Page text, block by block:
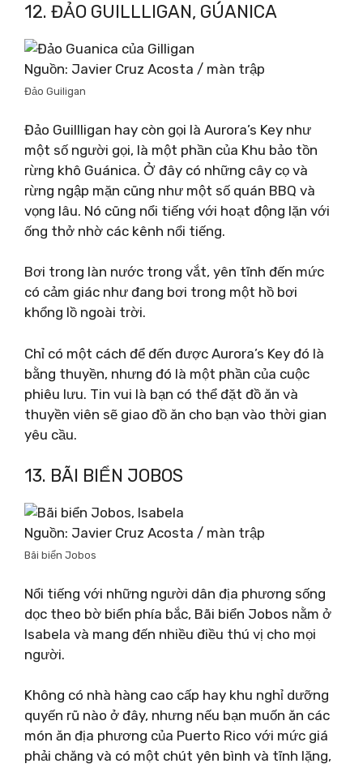
12. ĐẢO GUILLLIGAN, GÚANICA
Nguồn: Javier Cruz Acosta / màn trập
Đảo Guiligan
Đảo Guillligan hay còn gọi là Aurora’s Key như
một số người gọi, là một phần của Khu bảo tồn
rừng khô Guánica. Ở đây có những cây cọ và
rừng ngập mặn cũng như một số quán BBQ và
vọng lâu. Nó cũng nổi tiếng với hoạt động lặn với
ống thở nhờ các kênh nổi tiếng.
Bơi trong làn nước trong vắt, yên tĩnh đến mức
có cảm giác như đang bơi trong một hồ bơi
khổng lồ ngoài trời.
Chỉ có một cách để đến được Aurora’s Key đó là
bằng thuyền, nhưng đó là một phần của cuộc
phiêu lưu. Tin vui là bạn có thể đặt đồ ăn và
thuyền viên sẽ giao đồ ăn cho bạn vào thời gian
yêu cầu.
13. BÃI BIỂN JOBOS
Nguồn: Javier Cruz Acosta / màn trập
Bãi biển Jobos
Nổi tiếng với những người dân địa phương sống
dọc theo bờ biển phía bắc, Bãi biển Jobos nằm ở
Isabela và mang đến nhiều điều thú vị cho mọi
người.
Không có nhà hàng cao cấp hay khu nghỉ dưỡng
quyến rũ nào ở đây, nhưng nếu bạn muốn ăn các
món ăn địa phương của Puerto Rico với mức giá
phải chăng và có một chút yên bình và tĩnh lặng,